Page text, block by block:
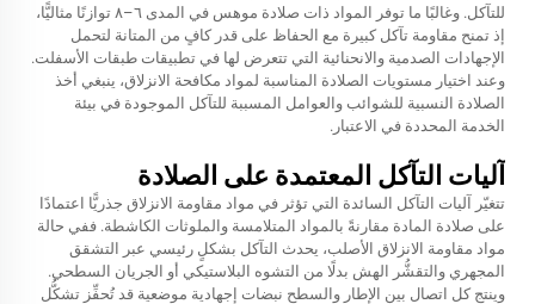
للتآكل. وغالبًا ما توفر المواد ذات صلادة موهس في المدى ٦–٨ توازنًا مثاليًّا،
إذ تمنح مقاومة تآكل كبيرة مع الحفاظ على قدر كافٍ من المتانة لتحمل
الإجهادات الصدمية والانحنائية التي تتعرض لها في تطبيقات طبقات الأسفلت.
وعند اختيار مستويات الصلادة المناسبة لمواد مكافحة الانزلاق، ينبغي أخذ
الصلادة النسبية للشوائب والعوامل المسببة للتآكل الموجودة في بيئة
الخدمة المحددة في الاعتبار.
آليات التآكل المعتمدة على الصلادة
تتغيّر آليات التآكل السائدة التي تؤثر في مواد مقاومة الانزلاق جذريًّا اعتمادًا
على صلادة المادة مقارنةً بالمواد المتلامسة والملوثات الكاشطة. ففي حالة
مواد مقاومة الانزلاق الأصلب، يحدث التآكل بشكلٍ رئيسي عبر التشقق
المجهري والتقشُّر الهش بدلًا من التشوه البلاستيكي أو الجريان السطحي.
وينتج كل اتصال بين الإطار والسطح نبضات إجهادية موضعية قد تُحفِّز تشكُّل